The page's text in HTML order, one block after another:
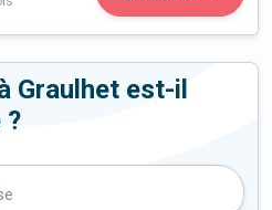
Graulhet est-il
?